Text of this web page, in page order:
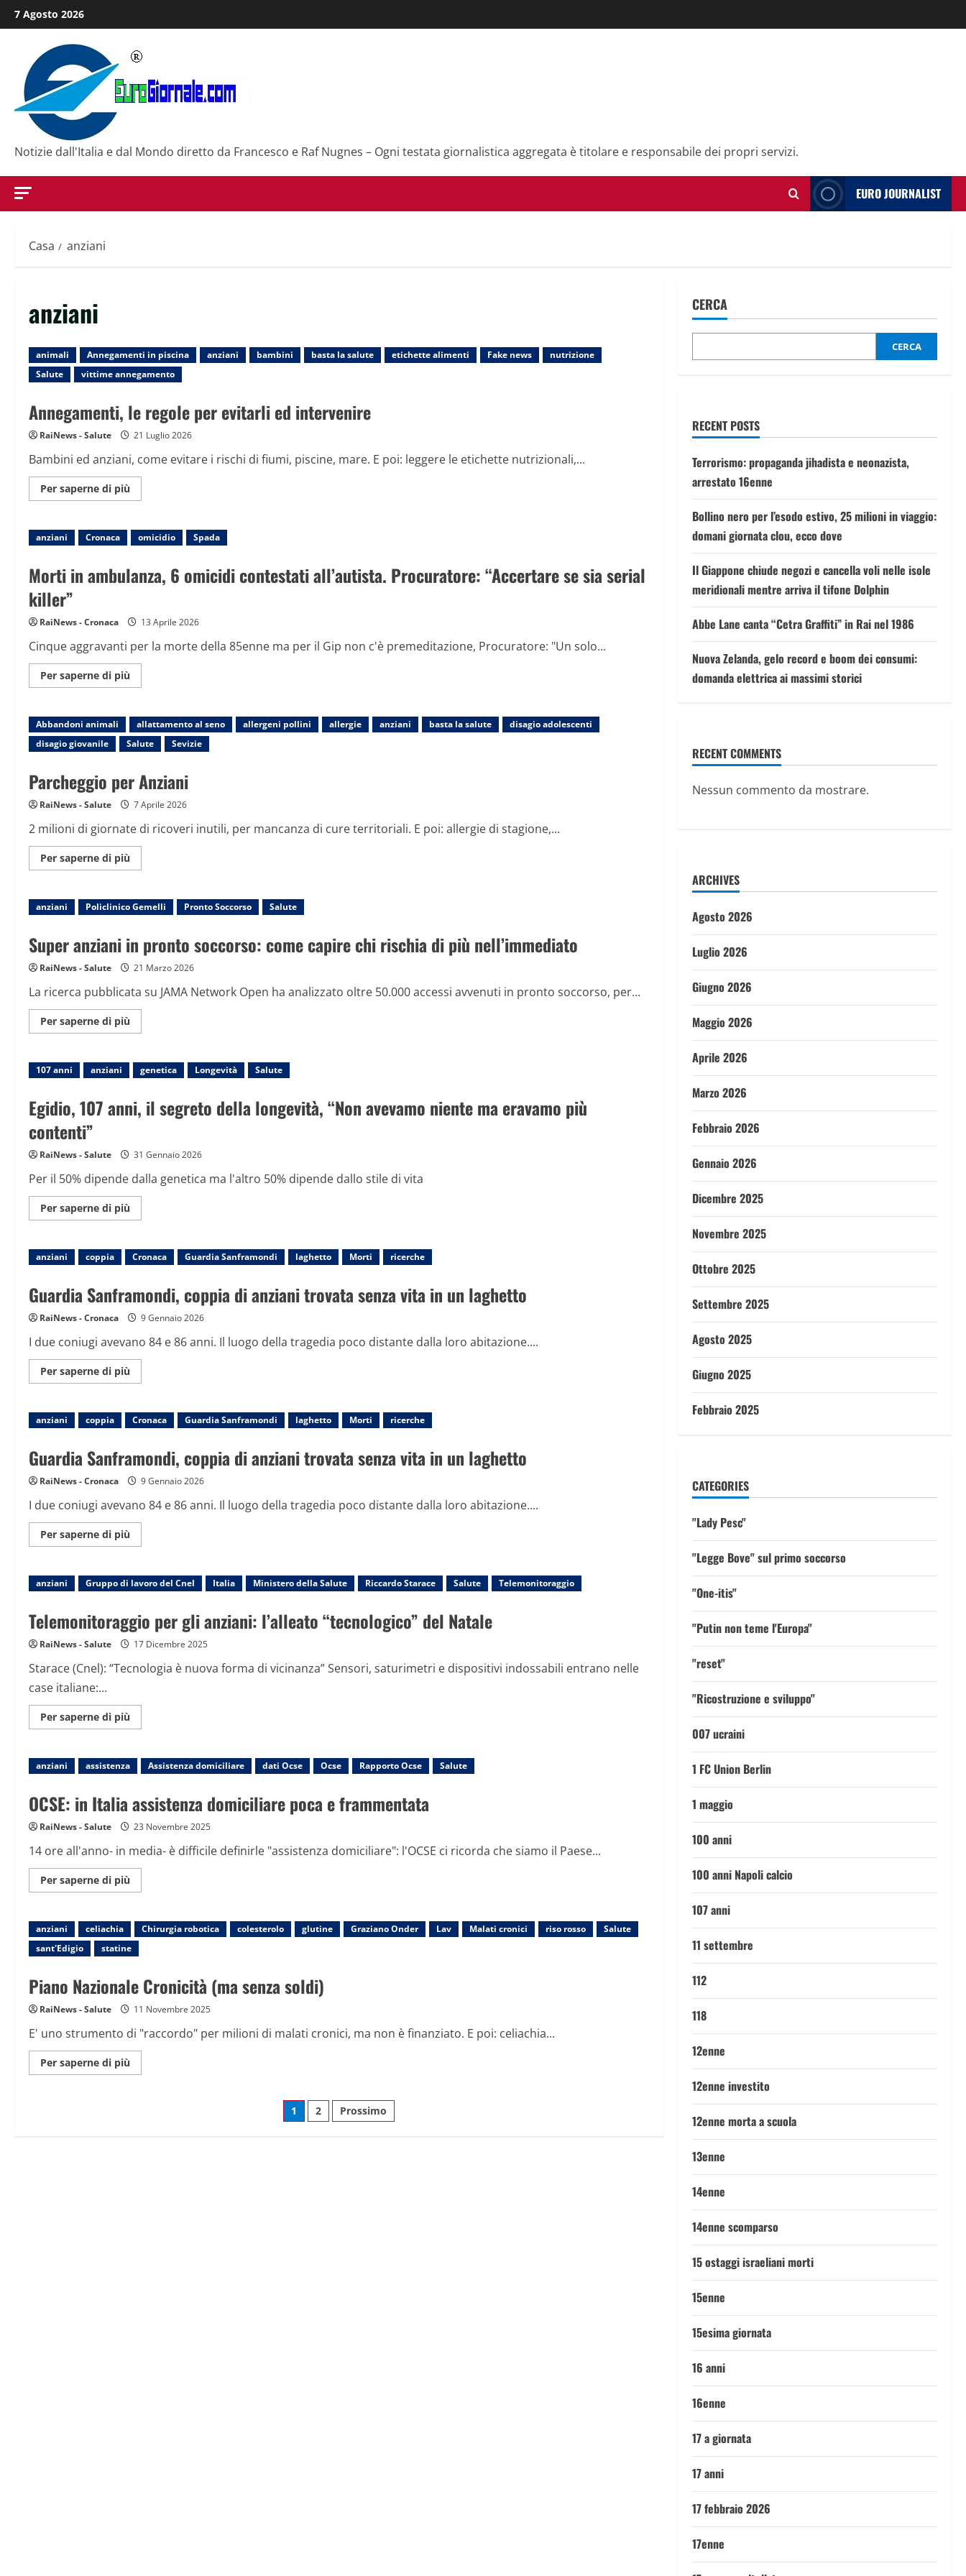
Salta
al
contenuto
7 Agosto 2026
Notizie dall'Italia e dal Mondo diretto da Francesco e Raf Nugnes – Ogni testata giornalistica aggregata è titolare e responsabile dei propri servizi.
EURO JOURNALIST
Casa anziani
anziani
animali Annegamenti in piscina anziani bambini basta la salute etichette alimenti Fake news
nutrizione
Salute
vittime annegamento
Annegamenti, le regole per evitarli ed intervenire
RaiNews - Salute 21 Luglio 2026
Bambini ed anziani, come evitare i rischi di fiumi, piscine, mare. E poi: leggere le etichette nutrizionali,...
Per saperne di più
informazioni
le
regole
per
ed
intervenire
anziani Cronaca omicidio Spada
Morti in ambulanza, 6 omicidi contestati all’autista. Procuratore: “Accertare se sia serial
killer”
RaiNews - Cronaca 13 Aprile 2026
Cinque aggravanti per la morte della 85enne ma per il Gip non c'è premeditazione, Procuratore: "Un solo...
Per saperne di più
informazioni
in
ambulanza,
6
omicidi
contestati
Procuratore:
“Accertare
sia
killer”
Abbandoni animali allattamento al seno allergeni pollini allergie anziani basta la salute
disagio adolescenti
disagio giovanile
Salute Sevizie
Parcheggio per Anziani
RaiNews - Salute 7 Aprile 2026
2 milioni di giornate di ricoveri inutili, per mancanza di cure territoriali. E poi: allergie di stagione,...
Per saperne di più
informazioni
per
Anziani
anziani Policlinico Gemelli Pronto Soccorso Salute
Super anziani in pronto soccorso: come capire chi rischia di più nell’immediato
RaiNews - Salute 21 Marzo 2026
La ricerca pubblicata su JAMA Network Open ha analizzato oltre 50.000 accessi avvenuti in pronto soccorso, per...
Per saperne di più
informazioni
anziani
pronto
come
capire
chi
più
nell’immediato
107 anni anziani genetica Longevità Salute
Egidio, 107 anni, il segreto della longevità, “Non avevamo niente ma eravamo più
contenti”
RaiNews - Salute 31 Gennaio 2026
Per il 50% dipende dalla genetica ma l'altro 50% dipende dallo stile di vita
Per saperne di più
informazioni
107
anni,
il
longevità,
“Non
avevamo
ma
eravamo
più
anziani coppia Cronaca Guardia Sanframondi laghetto Morti ricerche
Guardia Sanframondi, coppia di anziani trovata senza vita in un laghetto
RaiNews - Cronaca 9 Gennaio 2026
I due coniugi avevano 84 e 86 anni. Il luogo della tragedia poco distante dalla loro abitazione....
Per saperne di più
informazioni
Sanframondi,
coppia
di
senza
in
laghetto
anziani coppia Cronaca Guardia Sanframondi laghetto Morti ricerche
Guardia Sanframondi, coppia di anziani trovata senza vita in un laghetto
RaiNews - Cronaca 9 Gennaio 2026
I due coniugi avevano 84 e 86 anni. Il luogo della tragedia poco distante dalla loro abitazione....
Per saperne di più
informazioni
Sanframondi,
coppia
di
trovata
senza
vita
in
laghetto
anziani Gruppo di lavoro del Cnel Italia Ministero della Salute Riccardo Starace Salute Telemonitoraggio
Telemonitoraggio per gli anziani: l’alleato “tecnologico” del Natale
RaiNews - Salute 17 Dicembre 2025
Starace (Cnel): “Tecnologia è nuova forma di vicinanza” Sensori, saturimetri e dispositivi indossabili entrano nelle
case italiane:...
Per saperne di più
informazioni
per
gli
anziani:
“tecnologico”
del
Natale
anziani assistenza Assistenza domiciliare dati Ocse Ocse Rapporto Ocse Salute
OCSE: in Italia assistenza domiciliare poca e frammentata
RaiNews - Salute 23 Novembre 2025
14 ore all'anno- in media- è difficile definirle "assistenza domiciliare": l'OCSE ci ricorda che siamo il Paese...
Per saperne di più
informazioni
in
Italia
assistenza
domiciliare
poca
frammentata
anziani celiachia Chirurgia robotica colesterolo glutine Graziano Onder Lav Malati cronici riso rosso
Salute
sant'Edigio
statine
Piano Nazionale Cronicità (ma senza soldi)
RaiNews - Salute 11 Novembre 2025
E' uno strumento di "raccordo" per milioni di malati cronici, ma non è finanziato. E poi: celiachia...
Per saperne di più
informazioni
Paginazione
1 2 Prossimo
CERCA
CERCA
RECENT POSTS
Terrorismo: propaganda jihadista e neonazista,
arrestato 16enne
Bollino nero per l’esodo estivo, 25 milioni in viaggio:
domani giornata clou, ecco dove
Il Giappone chiude negozi e cancella voli nelle isole
meridionali mentre arriva il tifone Dolphin
Abbe Lane canta “Cetra Graffiti” in Rai nel 1986
Nuova Zelanda, gelo record e boom dei consumi:
domanda elettrica ai massimi storici
RECENT COMMENTS
Nessun commento da mostrare.
ARCHIVES
Agosto 2026
Luglio 2026
Giugno 2026
Maggio 2026
Aprile 2026
Marzo 2026
Febbraio 2026
Gennaio 2026
Dicembre 2025
Novembre 2025
Ottobre 2025
Settembre 2025
Agosto 2025
Giugno 2025
Febbraio 2025
CATEGORIES
"Lady Pesc"
"Legge Bove" sul primo soccorso
"One-itis"
"Putin non teme l'Europa"
"reset"
"Ricostruzione e sviluppo"
007 ucraini
1 FC Union Berlin
1 maggio
100 anni
100 anni Napoli calcio
107 anni
11 settembre
112
118
12enne
12enne investito
12enne morta a scuola
13enne
14enne
14enne scomparso
15 ostaggi israeliani morti
15enne
15esima giornata
16 anni
16enne
17 a giornata
17 anni
17 febbraio 2026
17enne